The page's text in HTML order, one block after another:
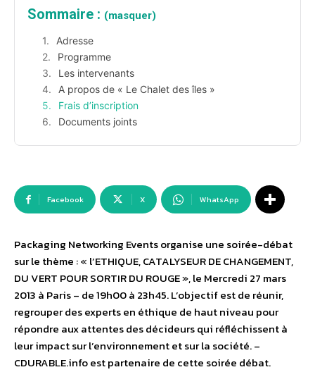
Sommaire : (masquer)
Adresse
Programme
Les intervenants
A propos de « Le Chalet des îles »
Frais d’inscription
Documents joints
Facebook X WhatsApp
Packaging Networking Events organise une soirée-débat
sur le thème : « l’ETHIQUE, CATALYSEUR DE CHANGEMENT,
DU VERT POUR SORTIR DU ROUGE », le Mercredi 27 mars
2013 à Paris – de 19h00 à 23h45. L’objectif est de réunir,
regrouper des experts en éthique de haut niveau pour
répondre aux attentes des décideurs qui réfléchissent à
leur impact sur l’environnement et sur la société. –
CDURABLE.info est partenaire de cette soirée débat.